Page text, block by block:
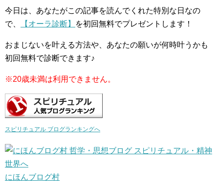
今日は、あなたがこの記事を読んでくれた特別な日なの
で、
【オーラ診断】 を初回無料でプレゼントします！
おまじないを叶える方法や、あなたの願いが何時叶うかも
初回無料で診断できます♪
※20歳未満は利用できません。
スピリチュアル ブログランキングへ
にほんブログ村